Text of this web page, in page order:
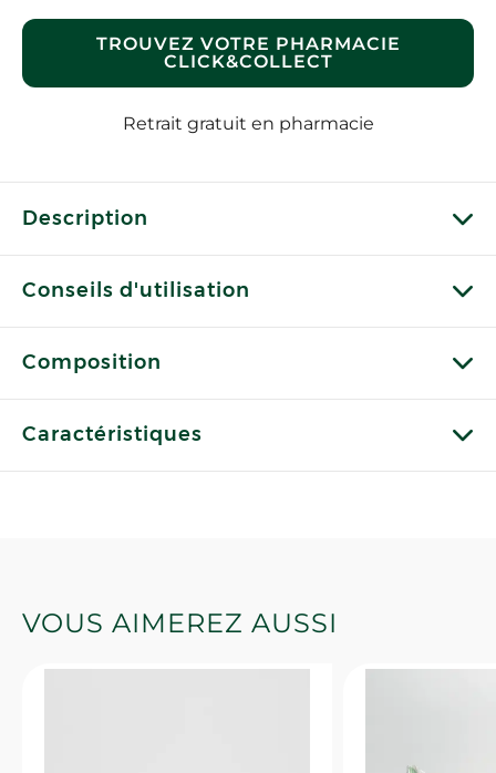
TROUVEZ VOTRE PHARMACIE
CLICK&COLLECT
Retrait gratuit en pharmacie
Description
Conseils d'utilisation
Composition
Caractéristiques
VOUS AIMEREZ AUSSI